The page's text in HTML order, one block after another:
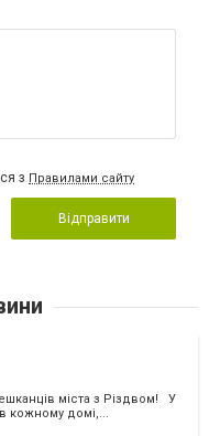
з Правилами сайту
Відправити
міста з Різдвом! У
кожному домі,...